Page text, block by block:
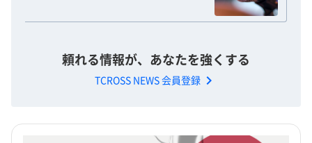
頼れる情報が、あなたを強くする
TCROSS NEWS 会員登録 chevron_right